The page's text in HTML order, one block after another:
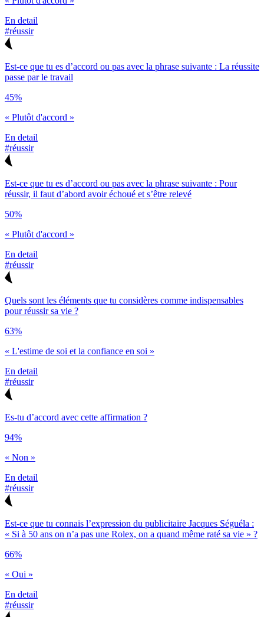
En detail
#réussir
Est-ce que tu es d’accord ou pas avec la phrase suivante : La réussite
passe par le travail
45%
« Plutôt d'accord »
En detail
#réussir
Est-ce que tu es d’accord ou pas avec la phrase suivante : Pour
réussir, il faut d’abord avoir échoué et s’être relevé
50%
« Plutôt d'accord »
En detail
#réussir
Quels sont les éléments que tu considères comme indispensables
pour réussir sa vie ?
63%
« L'estime de soi et la confiance en soi »
En detail
#réussir
Es-tu d’accord avec cette affirmation ?
94%
« Non »
En detail
#réussir
Est-ce que tu connais l’expression du publicitaire Jacques Séguéla :
« Si à 50 ans on n’a pas une Rolex, on a quand même raté sa vie » ?
66%
« Oui »
En detail
#réussir